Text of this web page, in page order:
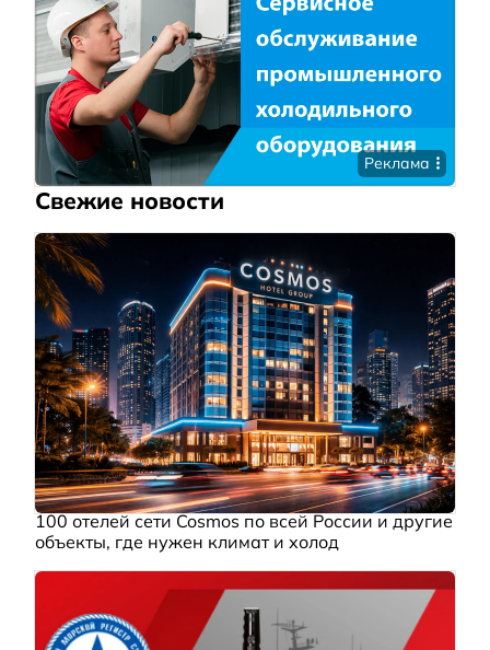
Реклама
Свежие новости
100 отелей сети Cosmos по всей России и другие
объекты, где нужен климат и холод